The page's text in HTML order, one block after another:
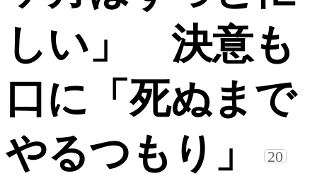
しい」 決意も
口に「死ぬまで
やるつもり」
20